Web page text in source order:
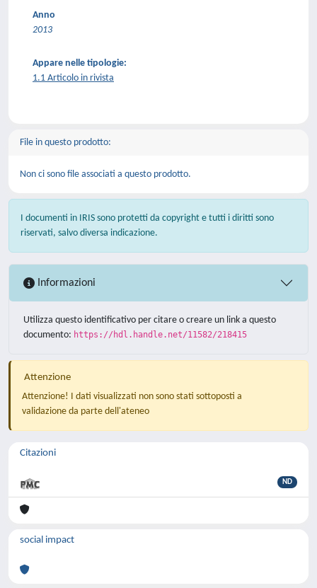
Anno
2013
Appare nelle tipologie:
1.1 Articolo in rivista
File in questo prodotto:
Non ci sono file associati a questo prodotto.
I documenti in IRIS sono protetti da copyright e tutti i diritti sono
riservati, salvo diversa indicazione.
Informazioni
Utilizza questo identificativo per citare o creare un link a questo
documento: https://hdl.handle.net/11582/218415
Attenzione
Attenzione! I dati visualizzati non sono stati sottoposti a
validazione da parte dell'ateneo
Citazioni
ND
social impact